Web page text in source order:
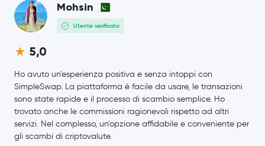
Mohsin
Utente verificato
5,0
Ho avuto un'esperienza positiva e senza intoppi con
SimpleSwap. La piattaforma è facile da usare, le transazioni
sono state rapide e il processo di scambio semplice. Ho
trovato anche le commissioni ragionevoli rispetto ad altri
servizi. Nel complesso, un'opzione affidabile e conveniente per
gli scambi di criptovalute.